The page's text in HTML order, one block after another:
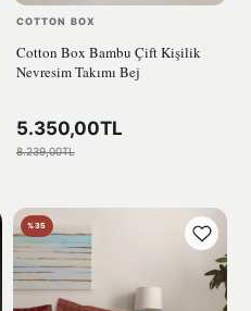
COTTON BOX
Cotton Box Bambu Çift Kişilik
Nevresim Takımı Bej
5.350,00TL
8.239,00TL
%35